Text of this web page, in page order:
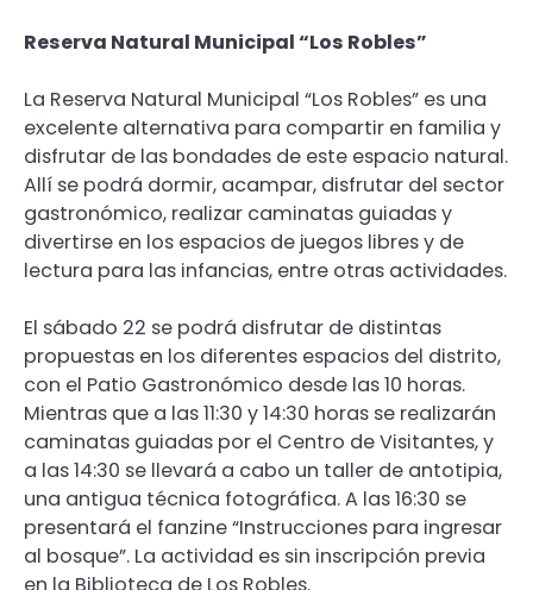
Reserva Natural Municipal “Los Robles”
La Reserva Natural Municipal “Los Robles” es una
excelente alternativa para compartir en familia y
disfrutar de las bondades de este espacio natural.
Allí se podrá dormir, acampar, disfrutar del sector
gastronómico, realizar caminatas guiadas y
divertirse en los espacios de juegos libres y de
lectura para las infancias, entre otras actividades.
El sábado 22 se podrá disfrutar de distintas
propuestas en los diferentes espacios del distrito,
con el Patio Gastronómico desde las 10 horas.
Mientras que a las 11:30 y 14:30 horas se realizarán
caminatas guiadas por el Centro de Visitantes, y
a las 14:30 se llevará a cabo un taller de antotipia,
una antigua técnica fotográfica. A las 16:30 se
presentará el fanzine “Instrucciones para ingresar
al bosque”. La actividad es sin inscripción previa